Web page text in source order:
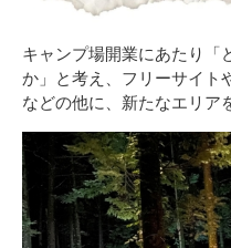
キャンプ場開業にあたり「
か」と考え、フリーサイト
などの他に、新たなエリア